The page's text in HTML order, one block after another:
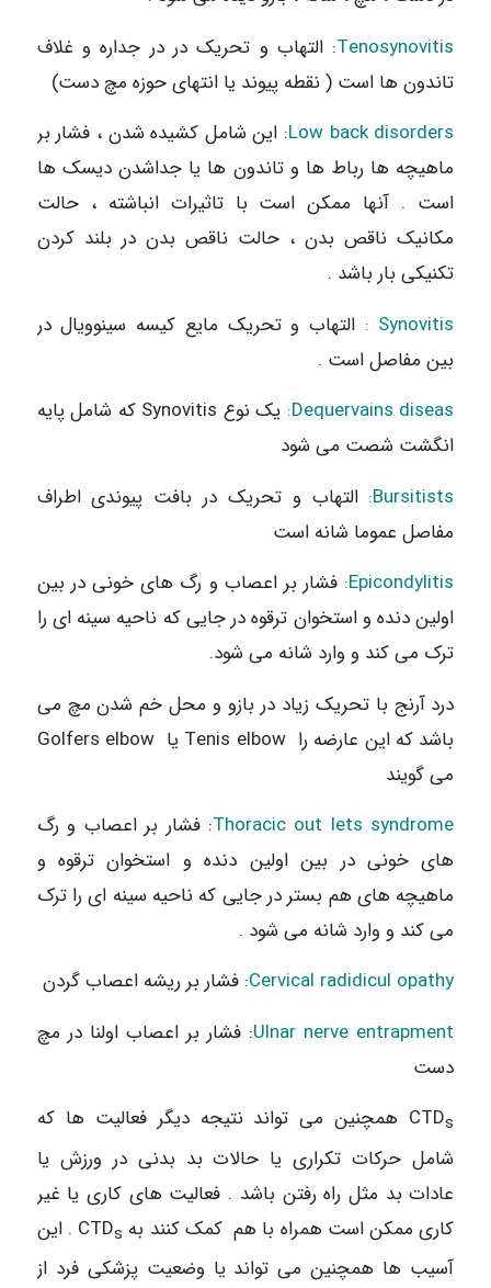
Tenosynovitis: التهاب و تحریک در در جداره و غلاف
تاندون ها است ( نقطه پیوند یا انتهای حوزه مچ دست)
Low back disorders: این شامل کشیده شدن ، فشار بر
ماهیچه ها رباط ها و تاندون ها یا جداشدن دیسک ها
است . آنها ممکن است با تاثیرات انباشته ، حالت
مکانیک ناقص بدن ، حالت ناقص بدن در بلند کردن
تکنیکی بار باشد .
Synovitis :
التهاب و تحریک مایع کیسه سینوویال در
بین مفاصل است .
Dequervains diseas:
یک نوع Synovitis که شامل پایه
انگشت شصت می شود
Bursitists: التهاب و تحریک در بافت پیوندی اطراف
مفاصل عموما شانه است
Epicondylitis: فشار بر اعصاب و رگ های خونی در بین
اولین دنده و استخوان ترقوه در جایی که ناحیه سینه ای را
ترک می کند و وارد شانه می شود.
درد آرنج با تحریک زیاد در بازو و محل خم شدن مچ می
باشد که این عارضه را Tenis elbow یا Golfers elbow
می گویند
Thoracic out lets syndrome: فشار بر اعصاب و رگ
های خونی در بین اولین دنده و استخوان ترقوه و
ماهیچه های هم بستر در جایی که ناحیه سینه ای را ترک
می کند و وارد شانه می شود .
Cervical radidicul opathy: فشار بر ریشه اعصاب گردن
Ulnar nerve entrapment: فشار بر اعصاب اولنا در مچ
دست
CTDs
همچنین می تواند نتیجه دیگر فعالیت ها که
شامل حرکات تکراری یا حالات بد بدنی در ورزش یا
عادات بد مثل راه رفتن باشد . فعالیت های کاری یا غیر
کاری ممکن است همراه با هم کمک کنند به CTD s
. این
آسیب ها همچنین می تواند یا وضعیت پزشکی فرد از